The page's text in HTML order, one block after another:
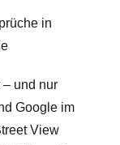
und nur
Google im
View